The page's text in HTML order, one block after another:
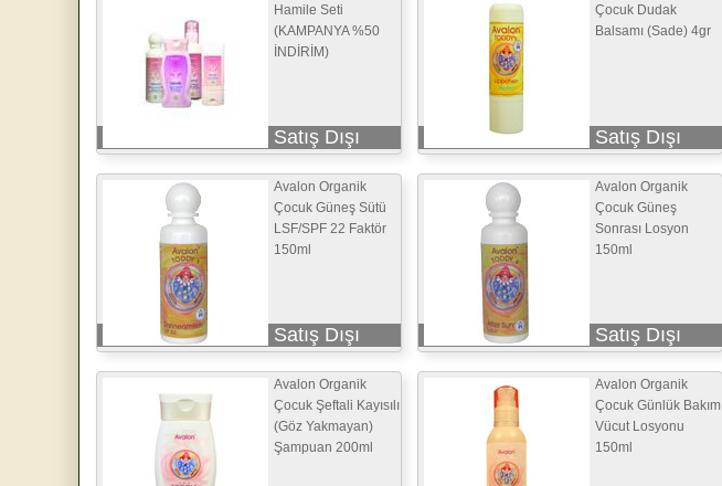
Hamile Seti
(KAMPANYA %50
İNDİRİM)
Satış Dışı
Çocuk Dudak
Balsamı (Sade) 4gr
Satış Dışı
Avalon Organik
Çocuk Güneş Sütü
LSF/SPF 22 Faktör
150ml
Satış Dışı
Avalon Organik
Çocuk Güneş
Sonrası Losyon
150ml
Satış Dışı
Avalon Organik
Çocuk Şeftali Kayısılı
(Göz Yakmayan)
Şampuan 200ml
Avalon Organik
Çocuk Günlük Bakım
Vücut Losyonu
150ml